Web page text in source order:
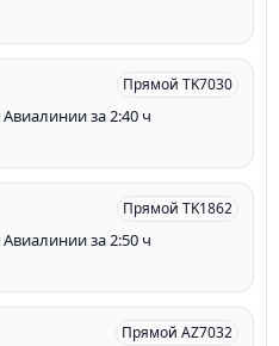
Прямой TK7030
за 2:40 ч
Прямой TK1862
за 2:50 ч
Прямой AZ7032